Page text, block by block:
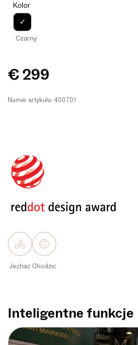
Kolor
✓
Czarny
€ 299
Numer artykułu: 400701
Jechac Chodzic
Inteligentne funkcje